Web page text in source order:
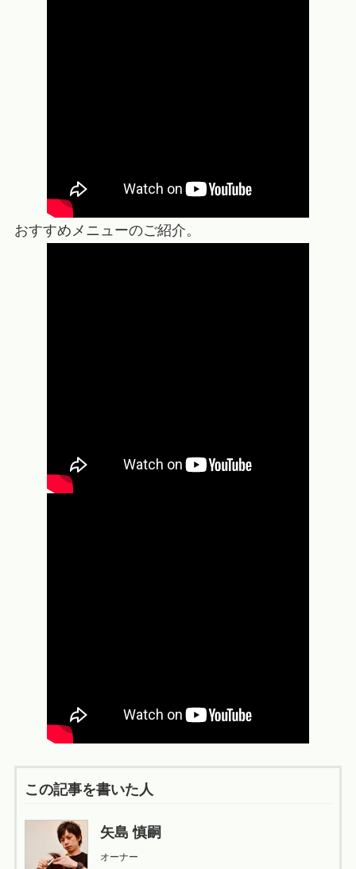
おすすめメニューのご紹介。
この記事を書いた人
矢島 慎嗣
オーナー